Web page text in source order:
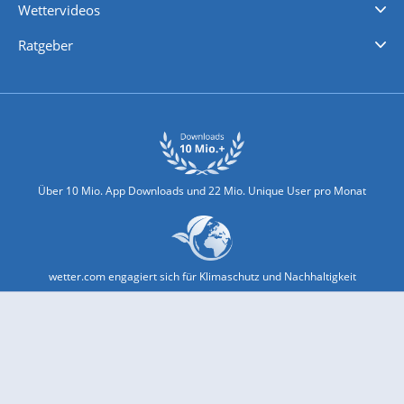
Wettervideos
Ratgeber
Über 10 Mio. App Downloads und 22 Mio. Unique User pro Monat
wetter.com engagiert sich für Klimaschutz und Nachhaltigkeit